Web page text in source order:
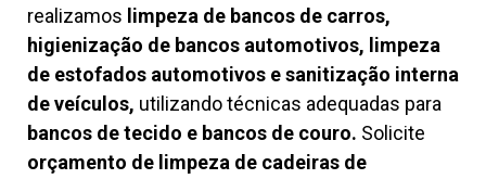
realizamos limpeza de bancos de carros,
higienização de bancos automotivos, limpeza
de estofados automotivos e sanitização interna
de veículos, utilizando técnicas adequadas para
bancos de tecido e bancos de couro. Solicite
orçamento de limpeza de cadeiras de